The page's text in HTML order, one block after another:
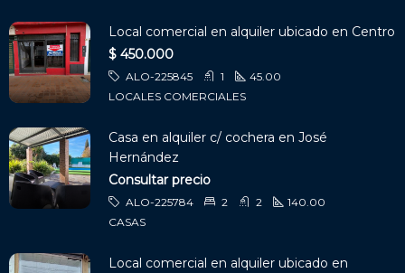
Local comercial en alquiler ubicado en Centro
$ 450.000
ALO-225845 1
45.00
LOCALES COMERCIALES
Casa en alquiler c/ cochera en José
Hernández
Consultar precio
ALO-225784 2 2
140.00
CASAS
Local comercial en alquiler ubicado en